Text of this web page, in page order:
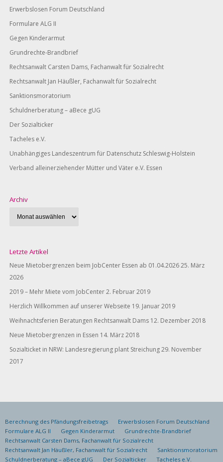
Erwerbslosen Forum Deutschland
Formulare ALG II
Gegen Kinderarmut
Grundrechte-Brandbrief
Rechtsanwalt Carsten Dams, Fachanwalt für Sozialrecht
Rechtsanwalt Jan Häußler, Fachanwalt für Sozialrecht
Sanktionsmoratorium
Schuldnerberatung – aBece gUG
Der Sozialticker
Tacheles e.V.
Unabhängiges Landeszentrum für Datenschutz Schleswig-Holstein
Verband alleinerziehender Mütter und Väter e.V. Essen
Archiv
Letzte Artikel
Neue Mietobergrenzen beim JobCenter Essen ab 01.04.202625. März
2026
2019 – Mehr Miete vom JobCenter2. Februar 2019
Herzlich Willkommen auf unserer Webseite 19. Januar 2019
Weihnachtsferien Beratungen Rechtsanwalt Dams 12. Dezember 2018
Neue Mietobergrenzen in Essen 14. März 2018
Sozialticket in NRW: Landesregierung plant Streichung29. November
2017
Berechnung des Pfändungsfreibetrags
Erwerbslosen Forum Deutschland
Formulare ALG II
Gegen Kinderarmut
Grundrechte-Brandbrief
Rechtsanwalt Carsten Dams, Fachanwalt für Sozialrecht
Rechtsanwalt Jan Häußler, Fachanwalt für Sozialrecht
Sanktionsmoratorium
Schuldnerberatung – aBece gUG
Der Sozialticker Tacheles e.V.